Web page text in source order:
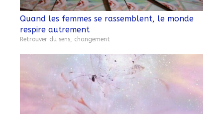
Quand les femmes se rassemblent, le monde
respire autrement
Retrouver du sens, changement